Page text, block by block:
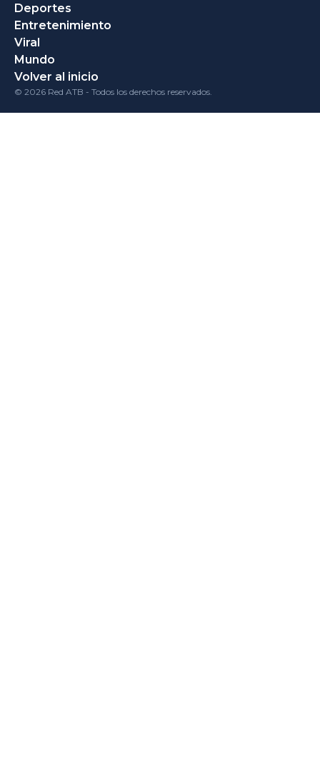
Deportes
Entretenimiento
Viral
Mundo
Volver al inicio
© 2026 Red ATB - Todos los derechos reservados.